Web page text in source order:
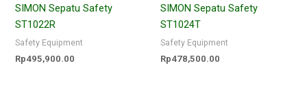
SIMON Sepatu Safety
ST1022R
Safety Equipment
Rp495,900.00
SIMON Sepatu Safety
ST1024T
Safety Equipment
Rp478,500.00